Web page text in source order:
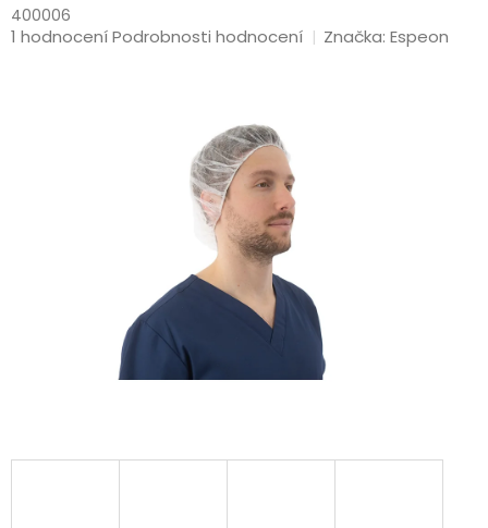
400006
Průměrné
1 hodnoceníPodrobnosti hodnocení Značka:Espeon